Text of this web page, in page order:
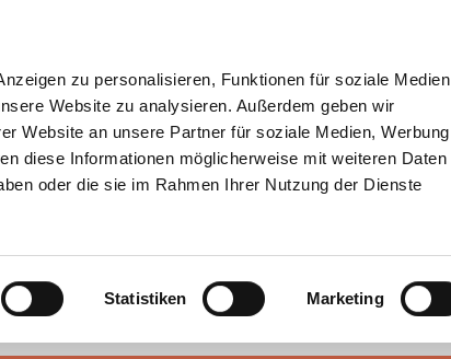
zu personalisieren, Funktionen für soziale Medien
Website zu analysieren. Außerdem geben wir
Website an unsere Partner für soziale Medien, Werbung
diese Informationen möglicherweise mit weiteren Daten
oder die sie im Rahmen Ihrer Nutzung der Dienste
Statistiken Marketing
Mobilität an Schlei und Ostsee